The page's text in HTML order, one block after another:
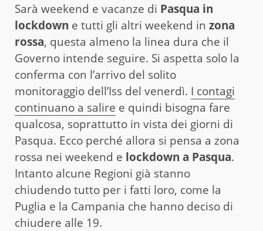
Sarà weekend e vacanze di Pasqua in
lockdown e tutti gli altri weekend in zona
rossa, questa almeno la linea dura che il
Governo intende seguire. Si aspetta solo la
conferma con l’arrivo del solito
monitoraggio dell’Iss del venerdì. I contagi
continuano a salire e quindi bisogna fare
qualcosa, soprattutto in vista dei giorni di
Pasqua. Ecco perché allora si pensa a zona
rossa nei weekend e lockdown a Pasqua.
Intanto alcune Regioni già stanno
chiudendo tutto per i fatti loro, come la
Puglia e la Campania che hanno deciso di
chiudere alle 19.